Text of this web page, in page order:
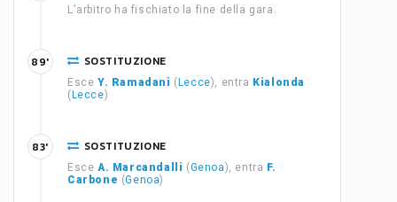
L'arbitro ha fischiato la fine della gara.
SOSTITUZIONE
Esce Y. Ramadani ( Lecce), entra Kialonda
( Lecce)
89'
SOSTITUZIONE
Esce A. Marcandalli (Genoa), entra F.
Carbone (Genoa)
83'